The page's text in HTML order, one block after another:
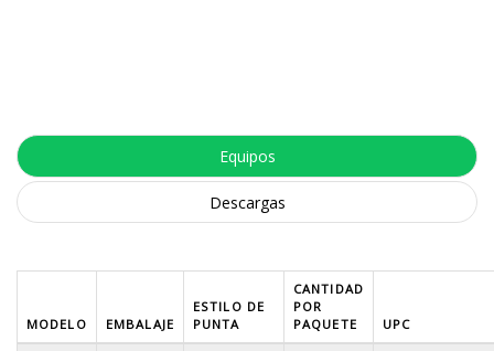
Equipos
Descargas
MODELO EMBALAJE
ESTILO DE
PUNTA
CANTIDAD
POR
PAQUETE
UPC